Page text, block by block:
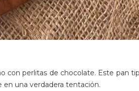
con perlitas de chocolate. Este pan
en una verdadera tentación.